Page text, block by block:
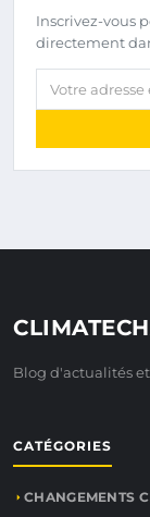
Inscrivez-vous
directement
Votre adresse
Blog d'actualités
CATÉGORIES
CHANGEMENTS